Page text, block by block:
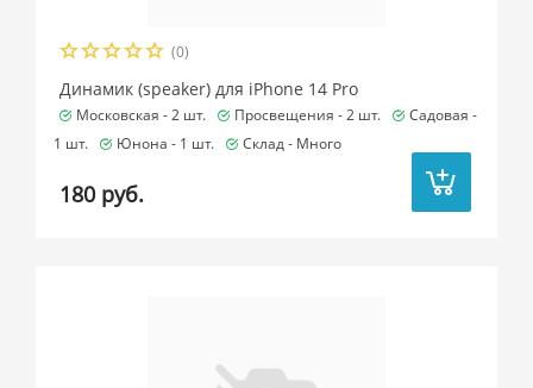
(0)
Динамик (speaker) для iPhone 14 Pro
Московская -2 шт. Просвещения -2 шт.
Садовая -
1 шт.
Юнона - 1 шт. Склад - Много
180 руб.